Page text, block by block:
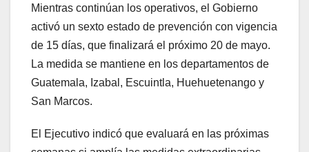
Mientras continúan los operativos, el Gobierno
activó un sexto estado de prevención con vigencia
de 15 días, que finalizará el próximo 20 de mayo.
La medida se mantiene en los departamentos de
Guatemala, Izabal, Escuintla, Huehuetenango y
San Marcos.
El Ejecutivo indicó que evaluará en las próximas